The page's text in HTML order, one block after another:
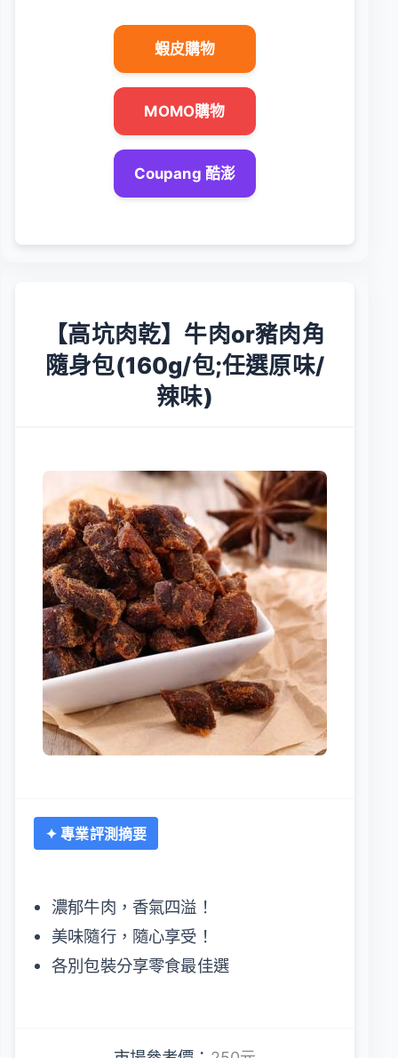
蝦皮購物
MOMO購物
Coupang 酷澎
【高坑肉乾】牛肉or豬肉角
隨身包(160g/包;任選原味/
辣味)
✦ 專業評測摘要
濃郁牛肉，香氣四溢！
美味隨行，隨心享受！
各別包裝分享零食最佳選